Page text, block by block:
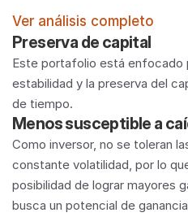
Ver análisis completo
Preserva de capital
Este portafolio está enfocado
estabilidad y la preserva del
de tiempo.
Menos susceptible a
Como inversor, no se toleran
constante volatilidad, por lo
posibilidad de lograr mayores
busca un potencial de